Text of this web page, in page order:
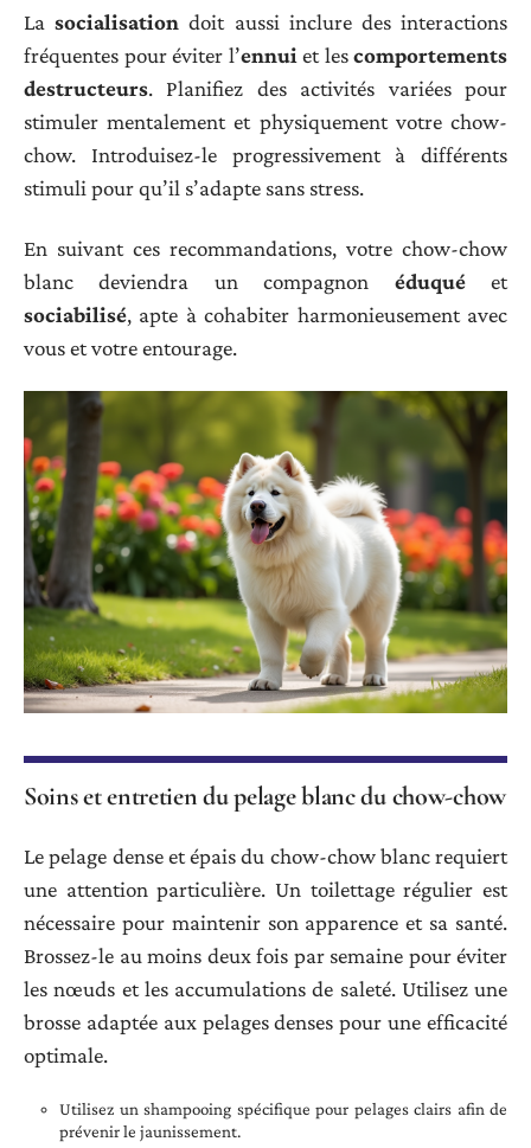
Lasocialisation doit aussi inclure des interactions
fréquentes pour éviter l’ennuiet lescomportements
destructeurs. Planifiez des activités variées pour
stimuler mentalement et physiquement votre chow-
chow. Introduisez-le progressivement à différents
stimuli pour qu’il s’adapte sans stress.
En suivant ces recommandations, votre chow-chow
blanc deviendra un compagnon éduquéet
sociabilisé, apte à cohabiter harmonieusement avec
vous et votre entourage.
Soins et entretien du pelage blanc du chow-chow
Le pelage dense et épais du chow-chow blanc requiert
une attention particulière. Un toilettage régulier est
nécessaire pour maintenir son apparence et sa santé.
Brossez-le au moins deux fois par semaine pour éviter
les nœuds et les accumulations de saleté. Utilisez une
brosse adaptée aux pelages denses pour une efficacité
optimale.
Utilisez un shampooing spécifique pour pelages clairs afin de
prévenir le jaunissement.